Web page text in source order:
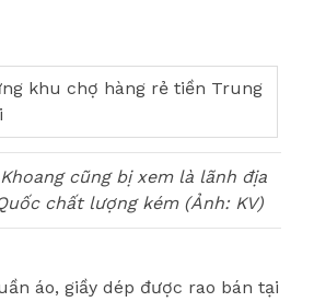
cũng bị xem là lãnh địa
chất lượng kém (Ảnh: KV)
áo, giầy dép được rao bán tại